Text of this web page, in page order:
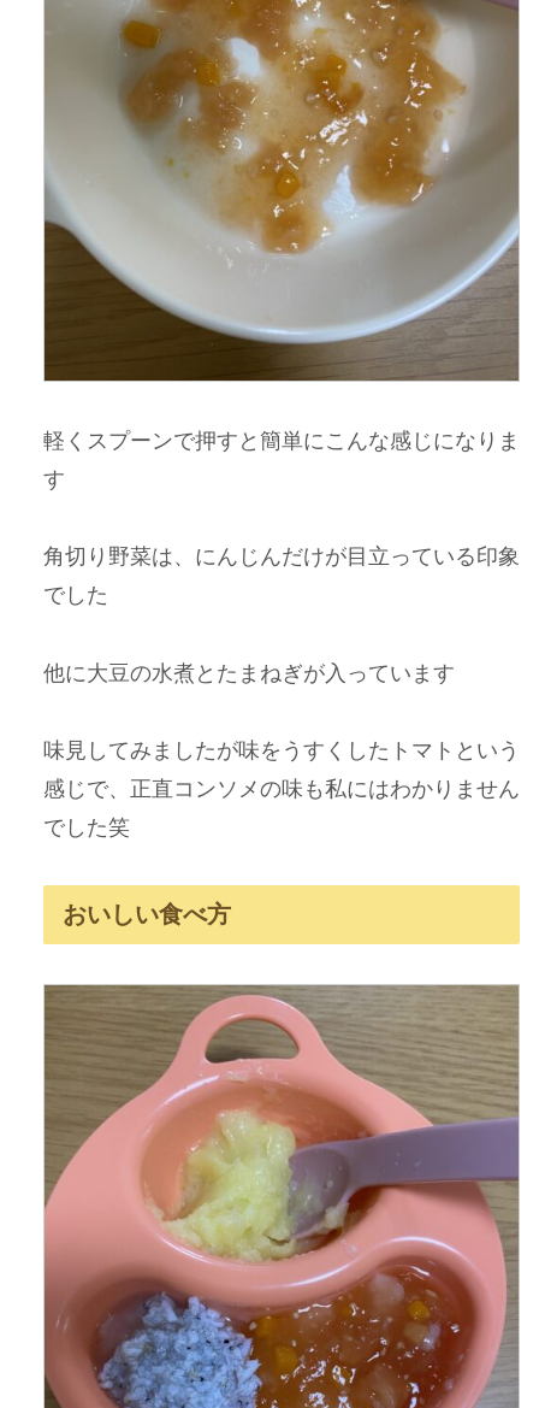
軽くスプーンで押すと簡単にこんな感じになりま
す
角切り野菜は、にんじんだけが目立っている印象
でした
他に大豆の水煮とたまねぎが入っています
味見してみましたが味をうすくしたトマトという
感じで、正直コンソメの味も私にはわかりません
でした笑
おいしい食べ方